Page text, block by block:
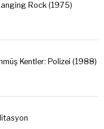
Rock (1975)
Kentler: Polizei (1988)